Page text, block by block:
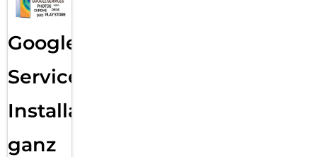
Google
Services
Installation
ganz